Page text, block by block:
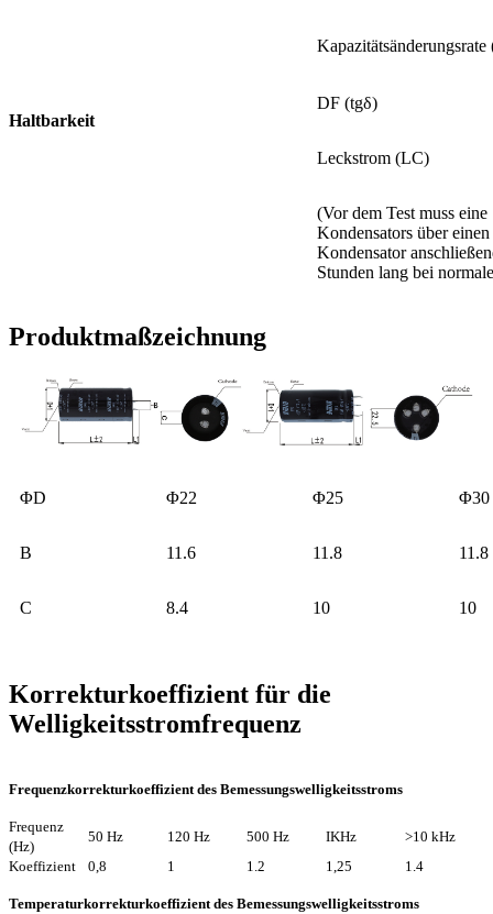
Haltbarkeit
DF (tgδ)
Leckstrom (LC)
(Vor dem Test muss
Kondensators über
Kondensator
Stunden lang bei
Produktmaßzeichnung
ΦD Φ22 Φ25 Φ30
B 11.6 11.8 11.8
C 8.4 10 10
Korrekturkoeffizient für die
Welligkeitsstromfrequenz
Frequenzkorrekturkoeffizient des Bemessungswelligkeitsstroms
Frequenz
(Hz)
50 Hz 120 Hz 500 Hz IKHz
>10 kHz
Koeffizient
0,8 1 1.2 1,25 1.4
Temperaturkorrekturkoeffizient des Bemessungswelligkeitsstroms